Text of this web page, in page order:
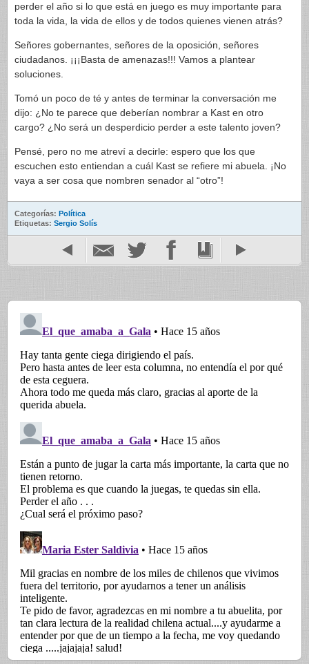
perder el año si lo que está en juego es muy importante para
toda la vida, la vida de ellos y de todos quienes vienen atrás?
Señores gobernantes, señores de la oposición, señores
ciudadanos. ¡¡¡Basta de amenazas!!! Vamos a plantear
soluciones.
Tomó un poco de té y antes de terminar la conversación me
dijo: ¿No te parece que deberían nombrar a Kast en otro
cargo? ¿No será un desperdicio perder a este talento joven?
Pensé, pero no me atreví a decirle: espero que los que
escuchen esto entiendan a cuál Kast se refiere mi abuela. ¡No
vaya a ser cosa que nombren senador al “otro”!
Categorías: Política
Etiquetas: Sergio Solís